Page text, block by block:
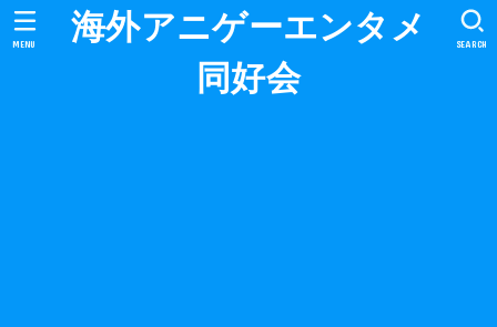
海外アニゲーエンタメ
同好会
SEARCH
MENU